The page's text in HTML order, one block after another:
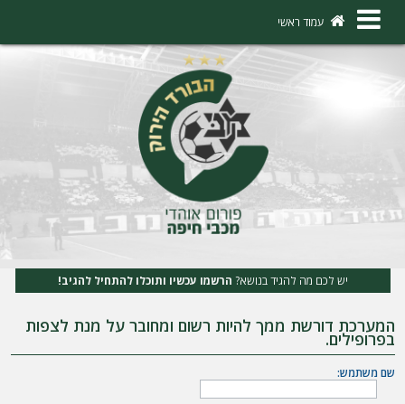
×
ו
ר
ש
מ
עמוד ראשי
יש לכם מה להגיד בנושא? הרשמו עכשיו ותוכלו להתחיל להגיב!
המערכת דורשת ממך להיות רשום ומחובר על מנת לצפות
בפרופילים.
שם משתמש: